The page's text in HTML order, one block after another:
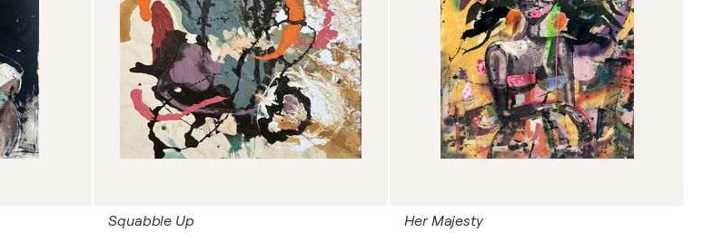
Squabble Up Her Majesty